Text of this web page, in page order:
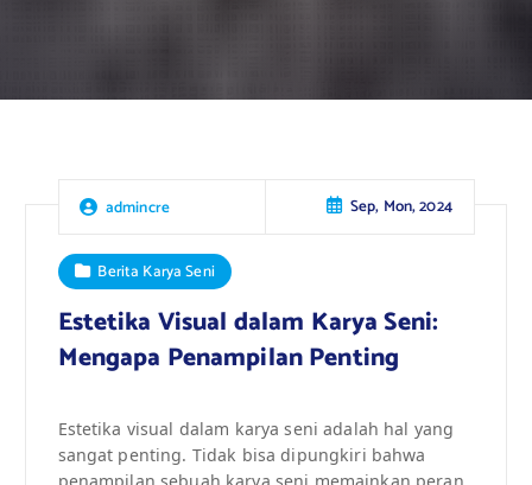
admincre Sep, Mon, 2024
Berita Karya Seni
Estetika Visual dalam Karya Seni:
Mengapa Penampilan Penting
Estetika visual dalam karya seni adalah hal yang
sangat penting. Tidak bisa dipungkiri bahwa